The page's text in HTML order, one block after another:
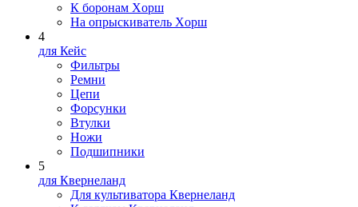
К боронам Xopш
На опрыскиватель Xopш
4
для Кейс
Фильтры
Ремни
Цепи
Форсунки
Втулки
Ножи
Подшипники
5
для Квернеланд
Для культиватора Квернеланд